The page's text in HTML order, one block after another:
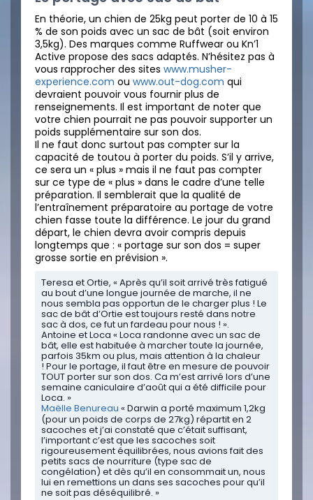
En théorie, un chien de 25kg peut porter de 10 à 15
% de son poids avec un sac de bât (soit environ
3,5kg). Des marques comme Ruffwear ou Kn’1
Active propose des sacs adaptés. N’hésitez pas à
vous rapprocher des sites www.musher-
experience.com ou www.out-dog.com qui
devraient pouvoir vous fournir plus de
renseignements. Il est important de noter que
votre chien pourrait ne pas pouvoir supporter un
poids supplémentaire sur son dos.
Il ne faut donc surtout pas compter sur la
capacité de toutou à porter du poids. S’il y arrive,
ce sera un « plus » mais il ne faut pas compter
sur ce type de « plus » dans le cadre d’une telle
préparation. Il semblerait que la qualité de
l’entraînement préparatoire au portage de votre
chien fasse toute la différence. Le jour du grand
départ, le chien devra avoir compris depuis
longtemps que : « portage sur son dos = super
grosse sortie en prévision ».
Teresa et Ortie, « Après qu’il soit arrivé très fatigué
au bout d’une longue journée de marche, il ne
nous sembla pas opportun de le charger plus ! Le
sac de bât d’Ortie est toujours resté dans notre
sac à dos, ce fut un fardeau pour nous ! ».
Antoine et Loca « Loca randonne avec un sac de
bât, elle est habituée à marcher toute la journée,
parfois 35km ou plus, mais attention à la chaleur
! Pour le portage, il faut être en mesure de pouvoir
TOUT porter sur son dos. Ca m’est arrivé lors d’une
semaine caniculaire d’août qui a été difficile pour
Loca. »
Maëlle Benureau « Darwin a porté maximum 1,2kg
(pour un poids de corps de 27kg) répartit en 2
sacoches et j’ai constaté que c’était suffisant,
l’important c’est que les sacoches soit
rigoureusement équilibrées, nous avions fait des
petits sacs de nourriture (type sac de
congélation) et dès qu’il en consommait un, nous
lui en remettions un dans ses sacoches pour qu’il
ne soit pas déséquilibré. »